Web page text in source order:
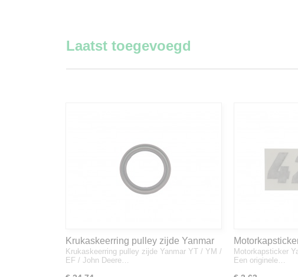
Laatst toegevoegd
Krukaskeerring pulley zijde Yanmar
YT / YM / EF / John Deere - 119934-
01800
Krukaskeerring pulley zijde Yanmar YT / YM /
EF / John Deere…
1A8323-65630
Motorkapsticker
Een originele…